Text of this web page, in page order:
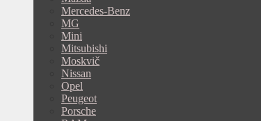
Mercedes-Benz
MG
Mini
Mitsubishi
Moskvič
Nissan
Opel
Peugeot
Porsche